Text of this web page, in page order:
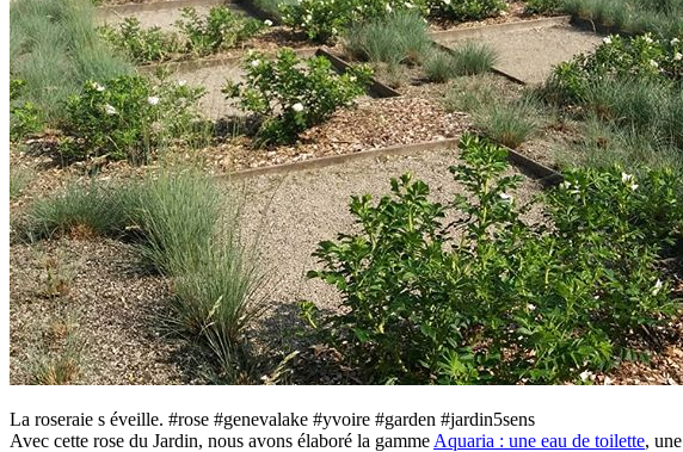
Blog
Menu
La roseraie s éveille. #rose #genevalake #yvoire #garden #jardin5sens
Avec cette rose du Jardin, nous avons élaboré la gamme Aquaria : une eau de toilette, une